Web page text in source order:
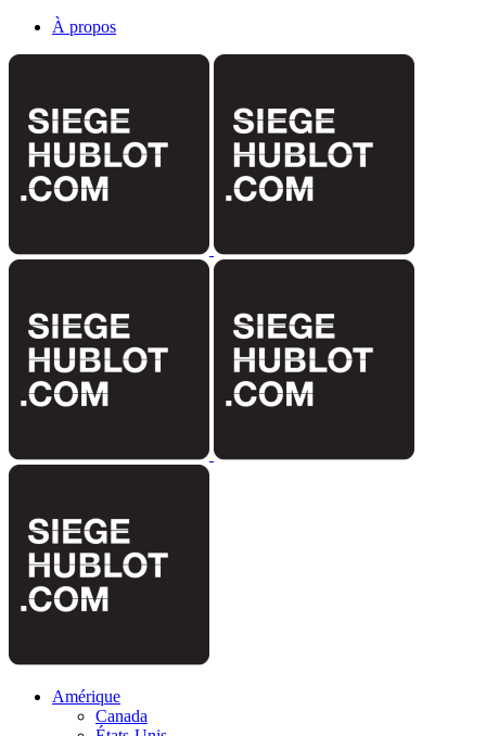
À propos
Amérique
Canada